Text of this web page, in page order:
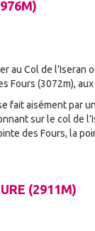
au Col de l’Iseran
Fours (3072m),
fait aisément par
sur le col de
des Fours, la
(2911M)